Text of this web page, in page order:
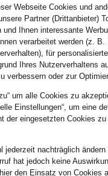
CHF
CHF 259
Webseite Cookies und
Partner (Drittanbieter)
Ihnen interessante
verarbeitet werden (z.
für
Ihres Nutzerverhaltens
verbessern oder zur
um alle Cookies zu
Einstellungen“, um eine
der eingesetzten Cookies
jederzeit nachträglich
hat jedoch keine
hierden Einsatz von Cookies